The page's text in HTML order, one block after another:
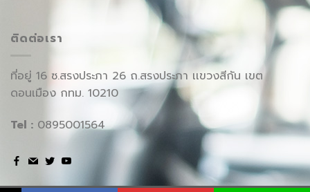
ติดต่อเรา
ที่อยู่ 16 ซ.สรงประภา 26 ถ.สรงประภา เเขวงสีกัน เขต
ดอนเมือง กทม. 10210
Tel : 0895001564